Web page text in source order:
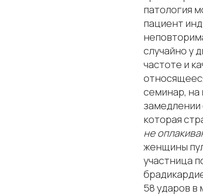
патология
пациент
случайно у
частоте и
семинар, на
которая
не
женщины
участница
58 ударов